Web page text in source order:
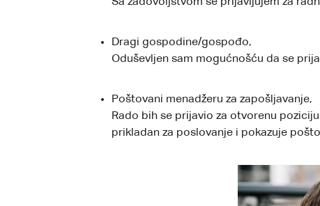
Dragi gospodine/gospođo,
Oduševljen sam mogućnošću da se
Poštovani menadžeru za zapošljavanje,
Rado bih se prijavio za otvorenu
prikladan za poslovanje i pokazuje